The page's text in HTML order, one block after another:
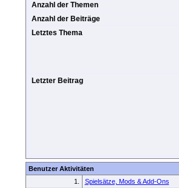
Anzahl der Themen
Anzahl der Beiträge
Letztes Thema
Letzter Beitrag
Benutzer Aktivitäten
1.
Spielsätze, Mods & Add-Ons